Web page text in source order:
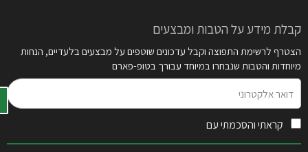
קבלת מידע על הטבות ומבצעים
הצטרף לרשימת התפוצה וקבל עדכונים שוטפים על מבצעים בלעדיים, הנחות
מיוחדות והטבות שנבחרו במיוחד עבורך בטופ-פארם
אלקטרוני
קראתי והסכמתי עם